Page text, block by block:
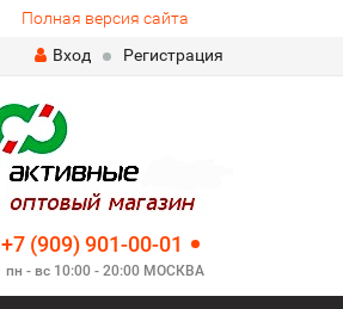
Полная версия сайта
Вход
Регистрация
+7 (909) 901-00-01
пн - вс 10:00 - 20:00 МОСКВА